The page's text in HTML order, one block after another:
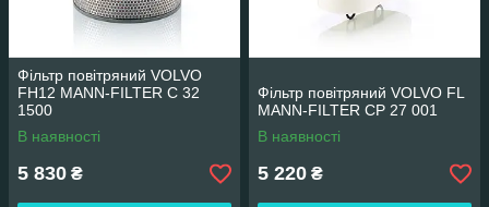
Фільтр повітряний VOLVO
FH12 MANN-FILTER C 32
1500
В наявності
5 830 ₴
Фільтр повітряний VOLVO FL
MANN-FILTER CP 27 001
В наявності
5 220 ₴